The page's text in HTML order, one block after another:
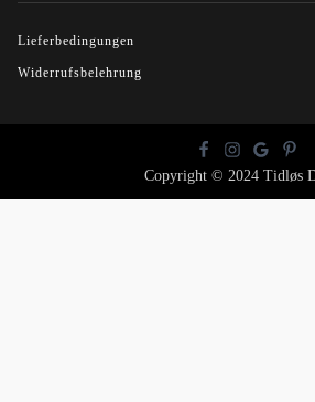
Lieferbedingungen
Widerrufsbelehrung
Copyright © 2024 Tidløs